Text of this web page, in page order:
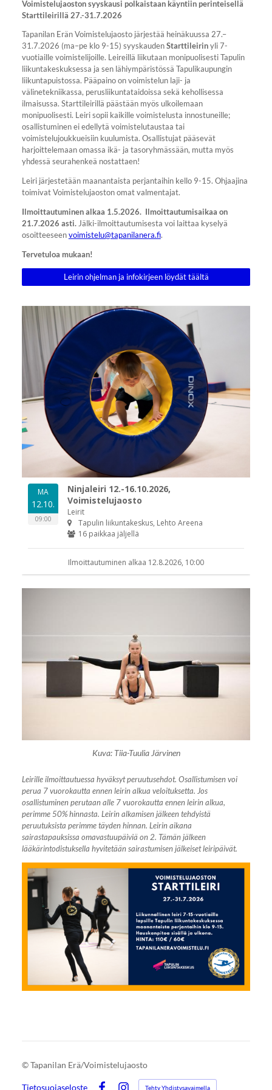
Voimistelujaoston syyskausi polkaistaan käyntiin perinteisellä
Starttileirillä 27.-31.7.2026
Tapanilan Erän Voimistelujaosto järjestää heinäkuussa 27.–
31.7.2026 (ma–pe klo 9-15) syyskaudenStarttileirinyli 7-
vuotiaille voimistelijoille. Leireillä liikutaan monipuolisesti Tapulin
liikuntakeskuksessa ja sen lähiympäristössä Tapulikaupungin
liikuntapuistossa. Pääpaino on voimistelun laji- ja
välinetekniikassa, perusliikuntataidoissa sekä kehollisessa
ilmaisussa. Starttileirillä päästään myös ulkoilemaan
monipuolisesti. Leiri sopii kaikille voimistelusta innostuneille;
osallistuminen ei edellytä voimistelutaustaa tai
voimistelujoukkueisiin kuulumista. Osallistujat pääsevät
harjoittelemaan omassa ikä- ja tasoryhmässään, mutta myös
yhdessä seurahenkeä nostattaen!
Leiri järjestetään maanantaista perjantaihin kello 9-15. Ohjaajina
toimivat Voimistelujaoston omat valmentajat.
Ilmoittautuminen alkaa 1.5.2026. Ilmoittautumisaikaa on
21.7.2026 asti. Jälki-ilmoittautumisesta voi laittaa kyselyä
osoitteeseenvoimistelu@tapanilanera.fi.
Tervetuloa mukaan!
Leirin ohjelman ja infokirjeen löydät täältä
Kuva: Tiia-Tuulia Järvinen
Leirille ilmoittautuessa hyväksyt peruutusehdot. Osallistumisen voi
perua 7 vuorokautta ennen leirin alkua veloituksetta. Jos
osallistuminen perutaan alle 7 vuorokautta ennen leirin alkua,
perimme 50% hinnasta. Leirin alkamisen jälkeen tehdyistä
peruutuksista perimme täyden hinnan. Leirin aikana
sairastapauksissa omavastuupäiviä on 2. Tämän jälkeen
lääkärintodistuksella hyvitetään sairastumisen jälkeiset leiripäivät.
©Tapanilan Erä/Voimistelujaosto
Tietosuojaseloste Tehty Yhdistysavaimella